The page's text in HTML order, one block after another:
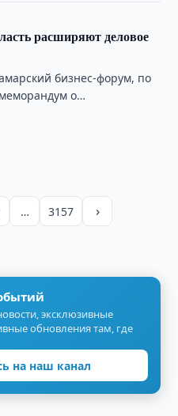
расширяют деловое
бизнес-форум, по
о
…
… 3157 ›
эксклюзивные
обновления там, где
на наш канал